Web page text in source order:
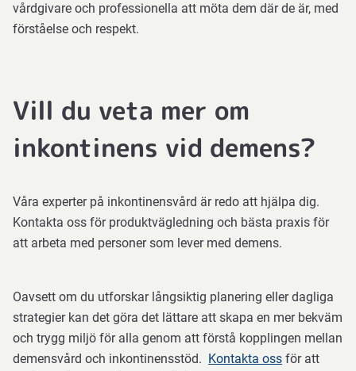
vårdgivare och professionella att möta dem där de är, med
förståelse och respekt.
Vill du veta mer om
inkontinens vid demens?
Våra experter på inkontinensvård är redo att hjälpa dig.
Kontakta oss för produktvägledning och bästa praxis för
att arbeta med personer som lever med demens.
Oavsett om du utforskar långsiktig planering eller dagliga
strategier kan det göra det lättare att skapa en mer bekväm
och trygg miljö för alla genom att förstå kopplingen mellan
demensvård och inkontinensstöd. Kontakta oss för att